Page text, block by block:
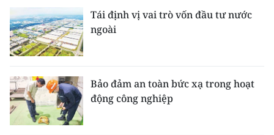
Tái định vị vai trò vốn đầu tư nước
ngoài
Bảo đảm an toàn bức xạ trong hoạt
động công nghiệp